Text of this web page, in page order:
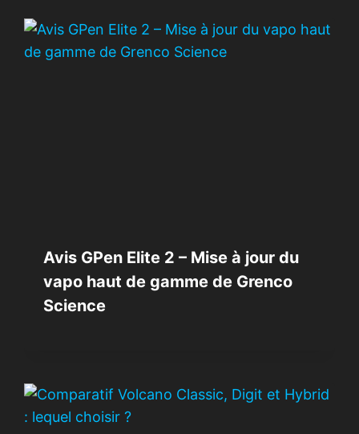
Avis GPen Elite 2 – Mise à jour du
vapo haut de gamme de Grenco
Science